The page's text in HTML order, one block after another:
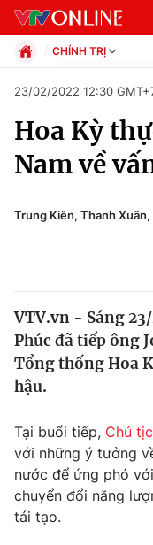
Chuyên mục
Chính trị
Xã hội
Y tế
Thế giới
Thế giới đó đây
Câu chuyện quốc tế
Kinh tế
Tài chính
Thị trường
Góc doanh nghiệp
Dữ liệu và đời sống
CHÍNH TRỊ
Xã hội
Pháp luật
Kinh tế
Thể thao
Văn hóa - Giải
Giáo dục
23/02/2022 12:30
Hoa Kỳ
Nam về
Trung Kiên, Thanh Xuân,
VTV.vn - Sáng
Phúc đã tiếp ông
Tổng thống Hoa
hậu.
Tại buổi tiếp, Chủ
với những ý tưởng
nước để ứng phó
chuyển đổi năng
tái tạo.